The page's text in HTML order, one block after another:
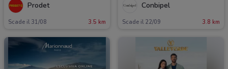
Prodet
Scade il 31/08 3.5 km
Conbipel
Scade il 22/09 3.8 km